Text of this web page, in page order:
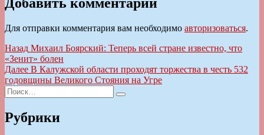
Для отправки комментария вам необходимо авторизоваться.
Навигация
по
записям
Назад Предыдущая
запись:
Михаил Боярский: Теперь всей стране известно, что
«Зенит» болен
Далее Следующая
запись:
В Калужской области проходят торжества в честь 532
годовщины Великого Стояния на Угре
Искать:
Поиск
Рубрики